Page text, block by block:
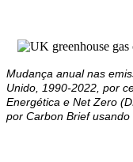
Mudança anual nas
Unido, 1990-2022, por
Energética e Net Zero
por Carbon Brief usando